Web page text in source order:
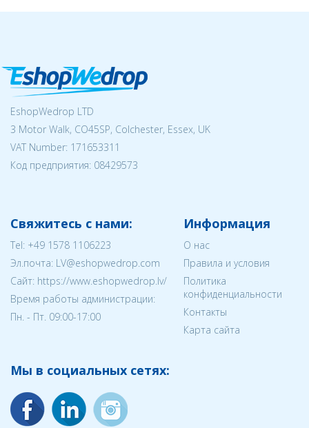
EshopWedrop LTD
3 Motor Walk, CO45SP, Colchester, Essex, UK
VAT Number: 171653311
Код предприятия: 08429573
Свяжитесь с нами:
Tel: +49 1578 1106223
Эл.почта: LV@eshopwedrop.com
Cайт: https://www.eshopwedrop.lv/
Время работы администрации:
Пн. - Пт. 09:00-17:00
Информация
О нас
Правила и условия
Политика
конфиденциальности
Контакты
Карта сайта
Мы в социальных сетях: